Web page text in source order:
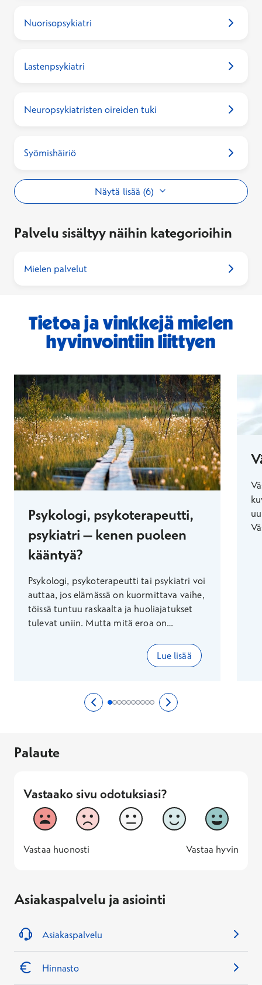
Nuorisopsykiatri
Lastenpsykiatri
Neuropsykiatristen oireiden tuki
Syömishäiriö
Näytä lisää (6)
Palvelu sisältyy näihin kategorioihin
Mielen palvelut
Tietoa ja vinkkejä mielen
hyvinvointiin liittyen
Psykologi, psykoterapeutti,
psykiatri – kenen puoleen
kääntyä?
Psykologi, psykoterapeutti tai psykiatri voi
auttaa, jos elämässä on kuormittava vaihe,
töissä tuntuu raskaalta ja huoliajatukset
tulevat uniin. Mutta mitä eroa on
psykiatrilla ja kenen vastaanotolle mennä?
Lue lisää
Voit käyttää nuolinäppäimiä nähdäksesi lisää
Edellinen sivu
0/10 Sivu 4/10
Sivu 5/10
Sivu 6/10
Sivu 7/10
Sivu 8/10
Sivu 9/10
Sivu 10/10
Seuraava sivu
2/10
Palaute
Vastaako sivu odotuksiasi?
Vastaako sivu odotuksiasi?
1
Vastaa huonosti
2 3 4
5
Vastaa
1 -
Vastaa huonosti
— 5 -
Vastaa hyvin
Asiakaspalvelu ja asiointi
Asiakaspalvelu
Hinnasto